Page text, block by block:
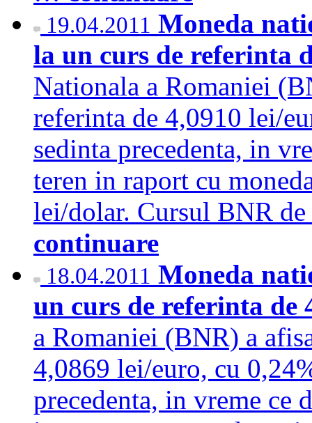
19.04.2011 Moneda
la un curs de referinta
Nationala a Romaniei
referinta de 4,0910 lei/
sedinta precedenta, in
teren in raport cu
lei/dolar. Cursul BNR
continuare
18.04.2011 Moneda
un curs de referinta de
a Romaniei (BNR) a
4,0869 lei/euro, cu
precedenta, in vreme ce